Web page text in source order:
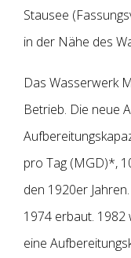
Stausee
in der Nähe des
Das Wasserwerk
Betrieb. Die neue
pro Tag (MGD)*,
den 1920er
1974 erbaut.
eine